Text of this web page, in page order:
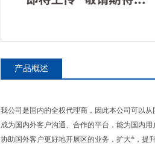
产品概述
我公司是国内的全权代理商，因此本公司可以
成为国内外客户沟通、合作的平台，能为国内
协助国外客户更好地开展区的业务，扩大*，提